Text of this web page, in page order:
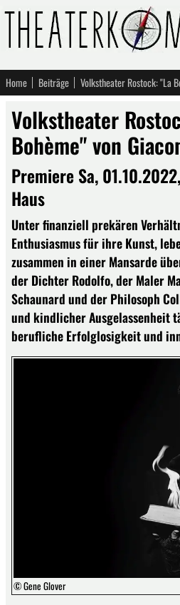
Home Beiträge
Volkstheater
Bohème" von
Premiere Sa,
Haus
Unter finanziell prekären
Enthusiasmus für ihre Kunst,
zusammen in einer Mansarde
der Dichter Rodolfo, der Maler
Schaunard und der Philosoph
und kindlicher Ausgelassenheit
berufliche Erfolglosigkeit und
© Gene Glover